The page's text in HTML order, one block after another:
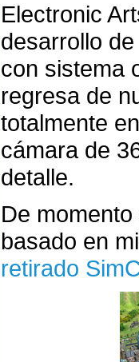
Electronic
desarrollo
con sistema
regresa de
totalmente
cámara de
detalle.
De
basado en
retirado